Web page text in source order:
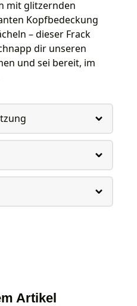
mit glitzernden
Kopfbedeckung
– dieser Frack
dir unseren
und sei bereit, im
Artikel